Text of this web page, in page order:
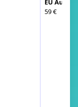
EU
59 €